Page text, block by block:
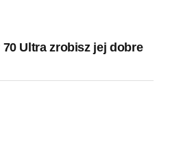
70 Ultra zrobisz jej dobre